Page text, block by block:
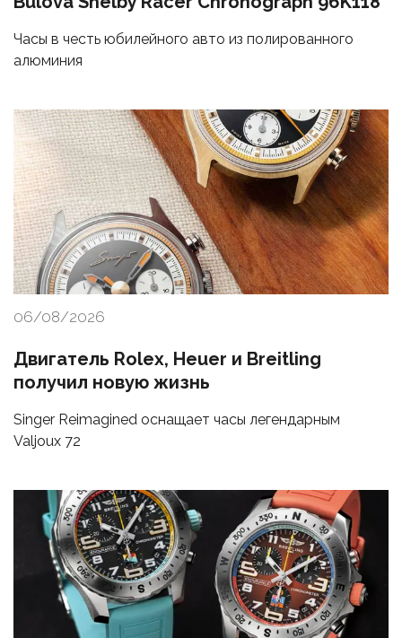
Часы в честь юбилейного авто из полированного
алюминия
06/08/2026
Двигатель Rolex, Heuer и Breitling
получил новую жизнь
Singer Reimagined оснащает часы легендарным
Valjoux 72